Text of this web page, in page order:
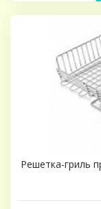
Решетка-гриль